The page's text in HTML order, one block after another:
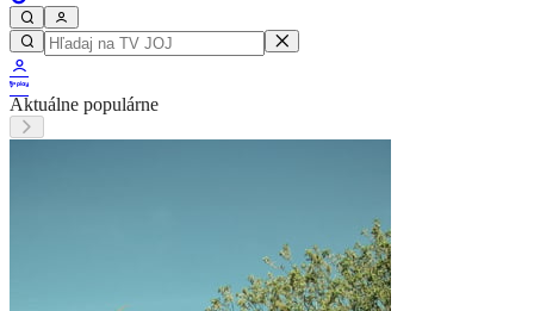
Aktuálne populárne